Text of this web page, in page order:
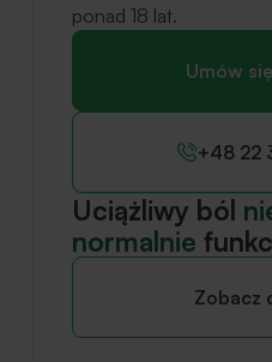
ponad 18 lat.
Umów
+48 22
Uciążliwy ból
normalnie
Zobacz